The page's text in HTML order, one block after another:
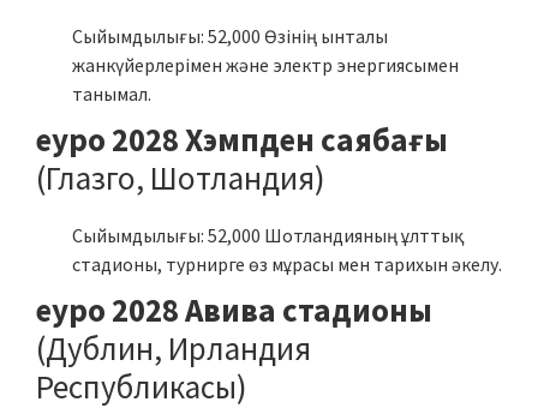
Сыйымдылығы: 52,000 Өзінің ынталы
жанкүйерлерімен және электр энергиясымен
танымал.
еуро 2028 Хэмпден саябағы
(Глазго, Шотландия)
Сыйымдылығы: 52,000 Шотландияның ұлттық
стадионы, турнирге өз мұрасы мен тарихын әкелу.
еуро 2028 Авива стадионы
(Дублин, Ирландия
Республикасы)